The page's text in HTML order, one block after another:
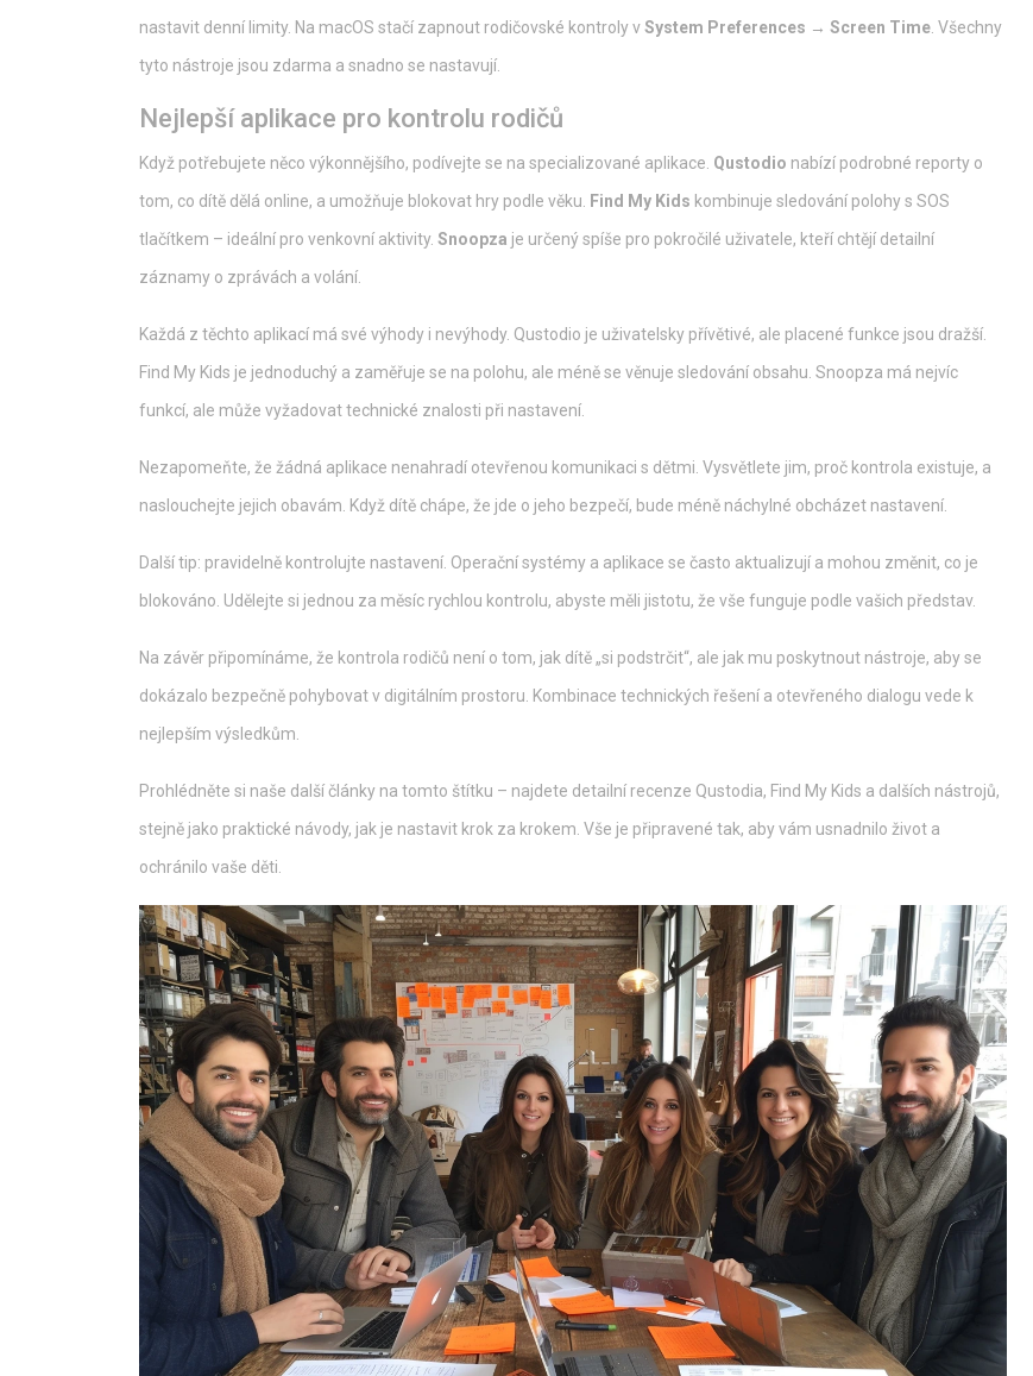
nastavit denní limity. Na macOS stačí zapnout rodičovské kontroly vSystem Preferences → Screen Time . Všechny
tyto nástroje jsou zdarma a snadno se nastavují.
Nejlepší aplikace pro kontrolu rodičů
Když potřebujete něco výkonnějšího, podívejte se na specializované aplikace. Qustodio nabízí podrobné reporty o
tom, co dítě dělá online, a umožňuje blokovat hry podle věku.
Find My Kids kombinuje sledování polohy s SOS
tlačítkem – ideální pro venkovní aktivity. Snoopza je určený spíše pro pokročilé uživatele, kteří chtějí detailní
záznamy o zprávách a volání.
Každá z těchto aplikací má své výhody i nevýhody. Qustodio je uživatelsky přívětivé, ale placené funkce jsou dražší.
Find My Kids je jednoduchý a zaměřuje se na polohu, ale méně se věnuje sledování obsahu. Snoopza má nejvíc
funkcí, ale může vyžadovat technické znalosti při nastavení.
Nezapomeňte, že žádná aplikace nenahradí otevřenou komunikaci s dětmi. Vysvětlete jim, proč kontrola existuje, a
naslouchejte jejich obavám. Když dítě chápe, že jde o jeho bezpečí, bude méně náchylné obcházet nastavení.
Další tip: pravidelně kontrolujte nastavení. Operační systémy a aplikace se často aktualizují a mohou změnit, co je
blokováno. Udělejte si jednou za měsíc rychlou kontrolu, abyste měli jistotu, že vše funguje podle vašich představ.
Na závěr připomínáme, že kontrola rodičů není o tom, jak dítě „si podstrčit“, ale jak mu poskytnout nástroje, aby se
dokázalo bezpečně pohybovat v digitálním prostoru. Kombinace technických řešení a otevřeného dialogu vede k
nejlepším výsledkům.
Prohlédněte si naše další články na tomto štítku – najdete detailní recenze Qustodia, Find My Kids a dalších nástrojů,
stejně jako praktické návody, jak je nastavit krok za krokem. Vše je připravené tak, aby vám usnadnilo život a
ochránilo vaše děti.